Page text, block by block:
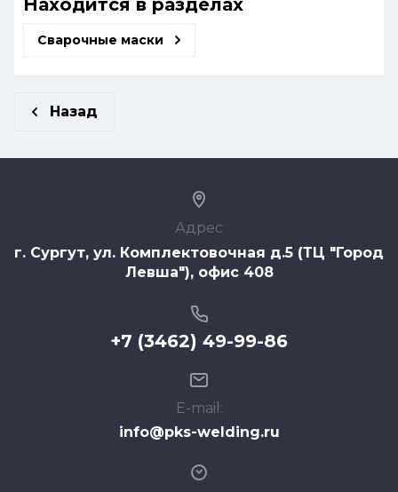
Находится в разделах
Сварочные маски
Назад
Адрес
г. Сургут, ул. Комплектовочная д.5 (ТЦ "Город
Левша"), офис 408
+7 (3462) 49-99-86
E-mail:
info@pks-welding.ru